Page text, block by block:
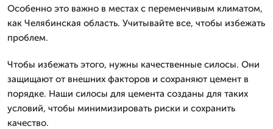
Особенно это важно в местах с переменчивым климатом,
как Челябинская область. Учитывайте все, чтобы избежать
проблем.
Чтобы избежать этого, нужны качественные силосы. Они
защищают от внешних факторов и сохраняют цемент в
порядке. Наши силосы для цемента созданы для таких
условий, чтобы минимизировать риски и сохранить
качество.